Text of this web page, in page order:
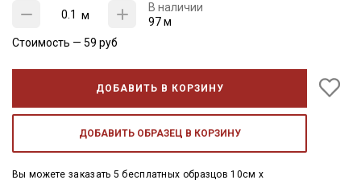
м
В наличии
97 м
Стоимость — 59 руб
ДОБАВИТЬ В КОРЗИНУ
ДОБАВИТЬ ОБРАЗЕЦ В КОРЗИНУ
Вы можете заказать 5 бесплатных образцов 10см x